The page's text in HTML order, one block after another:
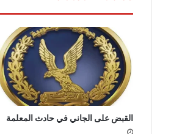
القبض على الجاني في حادث المعلمة